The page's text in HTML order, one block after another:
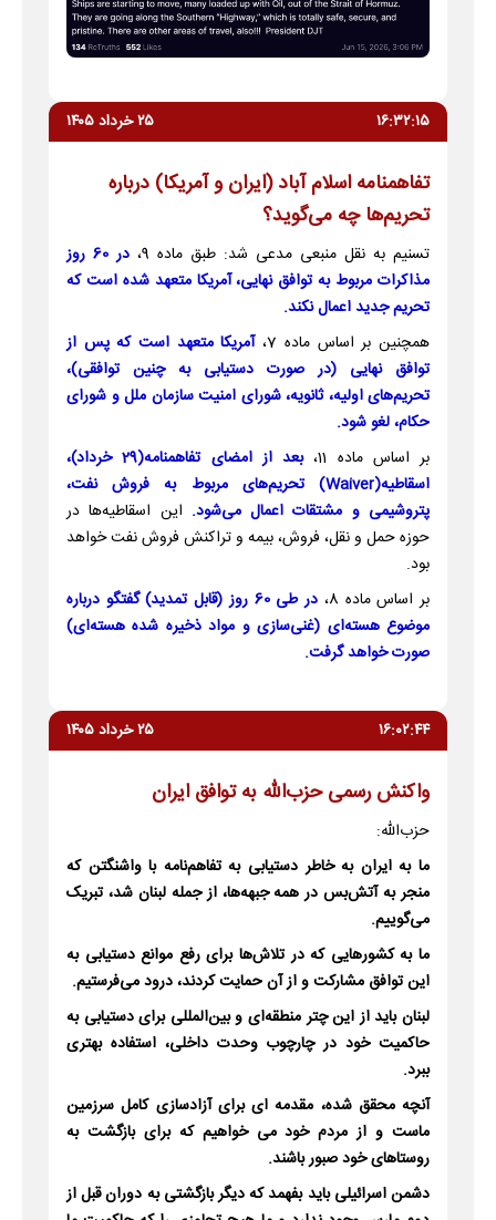
۱۶:۳۲:۱۵ ۲۵ خرداد ۱۴۰۵
تفاهمنامه اسلام آباد (ایران و آمریکا) درباره
تحریم‌ها چه می‌گوید؟
تسنیم به نقل منبعی مدعی شد: طبق ماده 9،
در 60 روز
مذاکرات مربوط به توافق نهایی، آمریکا متعهد شده است که
تحریم جدید اعمال نکند.
همچنین بر اساس ماده 7،
آمریکا متعهد است که پس از
توافق نهایی (در صورت دستیابی به چنین توافقی)،
تحریم‌های اولیه، ثانویه، شورای امنیت سازمان ملل و شورای
حکام، لغو شود.
بر اساس ماده 11،
بعد از امضای تفاهمنامه(29 خرداد)،
اسقاطیه(Waiver) تحریم‌های مربوط به فروش نفت،
پتروشیمی و مشتقات اعمال می‌شود. این اسقاطیه‌ها در
حوزه حمل و نقل، فروش، بیمه و تراکنش فروش نفت خواهد
بود.
بر اساس ماده 8،
در طی 60 روز (قابل تمدید) گفتگو درباره
موضوع هسته‌ای (غنی‌سازی و مواد ذخیره شده هسته‌ای)
صورت خواهد گرفت.
۱۶:۰۲:۴۴ ۲۵ خرداد ۱۴۰۵
واکنش رسمی حزب‌الله به توافق ایران
حزب‌الله:
ما به ایران به خاطر دستیابی به تفاهم‌نامه با واشنگتن که
منجر به آتش‌بس در همه جبهه‌ها، از جمله لبنان شد، تبریک
می‌گوییم.
ما به کشورهایی که در تلاش‌ها برای رفع موانع دستیابی به
این توافق مشارکت و از آن حمایت کردند، درود می‌فرستیم.
لبنان باید از این چتر منطقه‌ای و بین‌المللی برای دستیابی به
حاکمیت خود در چارچوب وحدت داخلی، استفاده بهتری
ببرد.
آنچه محقق شده، مقدمه ای برای آزادسازی کامل سرزمین
ماست و از مردم خود می خواهیم که برای بازگشت به
روستاهای خود صبور باشند.
دشمن اسرائیلی باید بفهمد که دیگر بازگشتی به دوران قبل از